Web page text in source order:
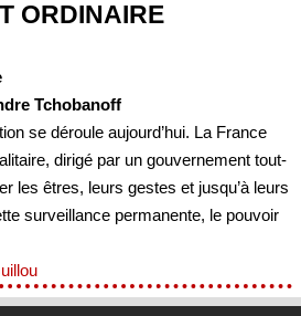
ORDINAIRE
Tchobanoff
se déroule aujourd’hui. La France
dirigé par un gouvernement tout-
les êtres, leurs gestes et jusqu’à leurs
surveillance permanente, le pouvoir